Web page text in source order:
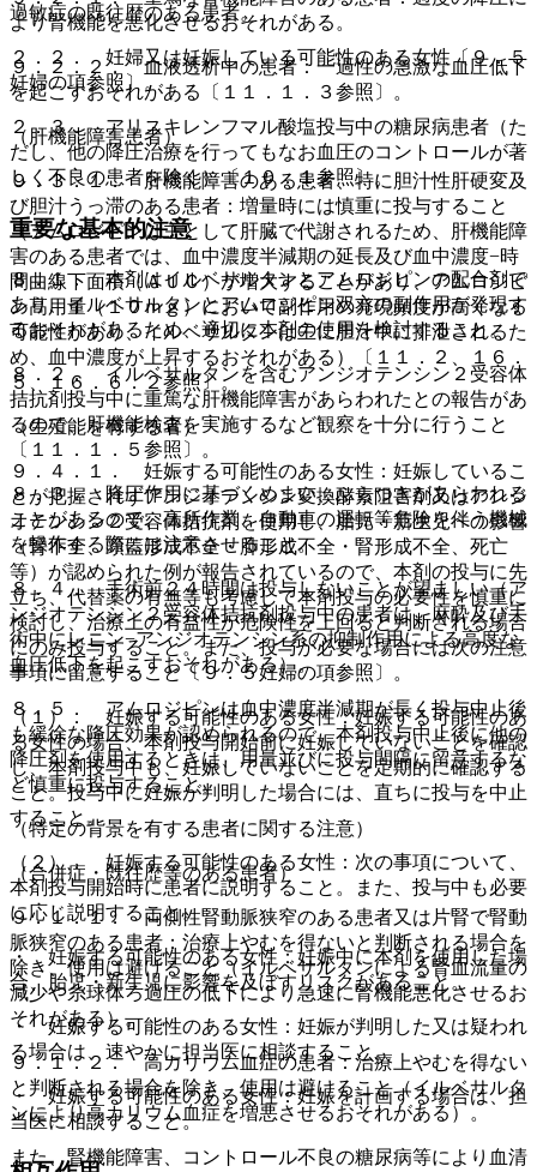
より腎機能を悪化させるおそれがある。
９．２．２． 血液透析中の患者：一過性の急激な血圧低下
を起こすおそれがある〔１１．１．３参照〕。
（肝機能障害患者）
９．３．１． 肝機能障害のある患者、特に胆汁性肝硬変及
び胆汁うっ滞のある患者：増量時には慎重に投与すること
（アムロジピンは主として肝臓で代謝されるため、肝機能障
害のある患者では、血中濃度半減期の延長及び血中濃度−時
間曲線下面積（ＡＵＣ）が増大することがあり、アムロジピ
ン高用量（１０ｍｇ）において副作用の発現頻度が高くなる
可能性があり、イルベサルタンは主に胆汁中に排泄されるた
め、血中濃度が上昇するおそれがある）〔１１．２、１６．
５、１６．６．２参照〕。
（生殖能を有する者）
９．４．１． 妊娠する可能性のある女性：妊娠しているこ
とが把握されずアンジオテンシン変換酵素阻害剤又はアンジ
オテンシン２受容体拮抗剤を使用し、胎児・新生児への影響
（腎不全、頭蓋形成不全・肺形成不全・腎形成不全、死亡
等）が認められた例が報告されているので、本剤の投与に先
立ち、代替薬の有無等も考慮して本剤投与の必要性を慎重に
検討し、治療上の有益性が危険性を上回ると判断される場合
にのみ投与すること。また、投与が必要な場合には次の注意
事項に留意すること〔９．５妊婦の項参照〕。
（１）． 妊娠する可能性のある女性：妊娠する可能性のあ
る女性の場合、本剤投与開始前に妊娠していないことを確認
し、本剤投与中も、妊娠していないことを定期的に確認する
こと。投与中に妊娠が判明した場合には、直ちに投与を中止
すること。
（２）． 妊娠する可能性のある女性：次の事項について、
本剤投与開始時に患者に説明すること。また、投与中も必要
に応じ説明すること。
・ 妊娠する可能性のある女性：妊娠中に本剤を使用した場
合、胎児・新生児に影響を及ぼすリスクがあること。
・ 妊娠する可能性のある女性：妊娠が判明した又は疑われ
る場合は、速やかに担当医に相談すること。
・ 妊娠する可能性のある女性：妊娠を計画する場合は、担
当医に相談すること。
過敏症の既往歴のある患者。
２．２． 妊婦又は妊娠している可能性のある女性〔９．５
妊婦の項参照〕。
２．３． アリスキレンフマル酸塩投与中の糖尿病患者（た
だし、他の降圧治療を行ってもなお血圧のコントロールが著
しく不良の患者を除く）〔１０．１参照〕。
重要な基本的注意
８．１． 本剤はイルベサルタンとアムロジピンの配合剤で
あり、イルベサルタンとアムロジピン双方の副作用が発現す
るおそれがあるため、適切に本剤の使用を検討すること。
８．２． イルベサルタンを含むアンジオテンシン２受容体
拮抗剤投与中に重篤な肝機能障害があらわれたとの報告があ
るので、肝機能検査を実施するなど観察を十分に行うこと
〔１１．１．５参照〕。
８．３． 降圧作用に基づくめまい、ふらつきがあらわれる
ことがあるので、高所作業、自動車の運転等危険を伴う機械
を操作する際には注意させること。
８．４． 手術前２４時間は投与しないことが望ましい（ア
ンジオテンシン２受容体拮抗剤投与中の患者は、麻酔及び手
術中にレニン−アンジオテンシン系の抑制作用による高度な
血圧低下を起こすおそれがある）。
８．５． アムロジピンは血中濃度半減期が長く投与中止後
も緩徐な降圧効果が認められるので、本剤投与中止後に他の
降圧剤を使用するときは、用量並びに投与間隔に留意するな
ど慎重に投与すること。
（特定の背景を有する患者に関する注意）
（合併症・既往歴等のある患者）
９．１．１． 両側性腎動脈狭窄のある患者又は片腎で腎動
脈狭窄のある患者：治療上やむを得ないと判断される場合を
除き、使用は避けること（イルベサルタンによる腎血流量の
減少や糸球体ろ過圧の低下により急速に腎機能悪化させるお
それがある）。
９．１．２． 高カリウム血症の患者：治療上やむを得ない
と判断される場合を除き、使用は避けること（イルベサルタ
ンにより高カリウム血症を増悪させるおそれがある）。
また、腎機能障害、コントロール不良の糖尿病等により血清